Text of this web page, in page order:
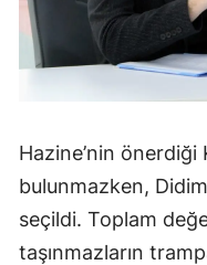
Hazine’nin önerdiği
bulunmazken,
seçildi. Toplam
taşınmazların